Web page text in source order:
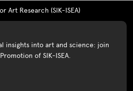
Art Research (SIK-ISEA)
insights into art and science: join
of SIK-ISEA.